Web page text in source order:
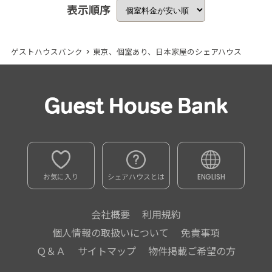
表示順序
ゲストハウスバンク > 東京、個室あり、日本家屋のシェアハウス
お気に入り シェアハウスとは ENGLISH
会社概要
利用規約
個人情報の取扱いについて
免責事項
Ｑ＆Ａ
サイトマップ 物件掲載ご希望の方